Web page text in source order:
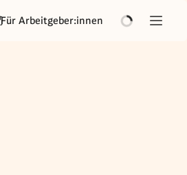
Für Arbeitgeber:innen